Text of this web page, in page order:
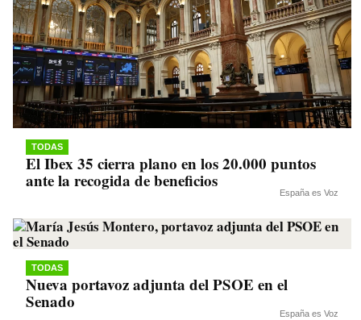
TODAS
El Ibex 35 cierra plano en los 20.000 puntos
ante la recogida de beneficios
España es Voz
TODAS
Nueva portavoz adjunta del PSOE en el
Senado
España es Voz